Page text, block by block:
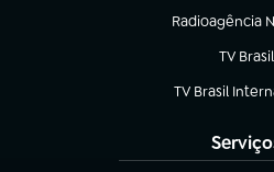
Radioagência
(abre em nova
TV Brasil
(abre
TV Brasil
(abre em nova